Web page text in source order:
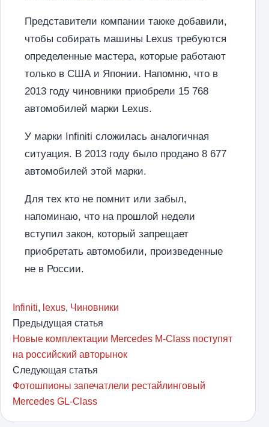
Представители компании также добавили,
чтобы собирать машины Lexus требуются
определенные мастера, которые работают
только в США и Японии. Напомню, что в
2013 году чиновники приобрели 15 768
автомобилей марки Lexus.
У марки Infiniti сложилась аналогичная
ситуация. В 2013 году было продано 8 677
автомобилей этой марки.
Для тех кто не помнит или забыл,
напоминаю, что на прошлой недели
вступил закон, который запрещает
приобретать автомобили, произведенные
не в России.
Infiniti, lexus, Чиновники
Предыдущая статья
Новые комплектации Mercedes M-Class поступят
на российский авторынок
Следующая статья
Фотошпионы запечатлели рестайлинговый
Mercedes GL-Class